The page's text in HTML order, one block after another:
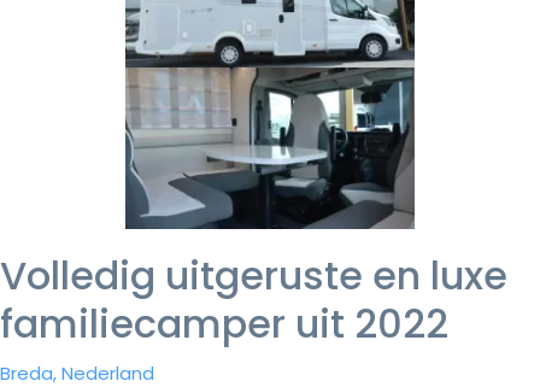
Volledig uitgeruste en luxe
familiecamper uit 2022
Breda, Nederland